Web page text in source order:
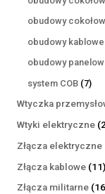
obudowy
obudowy kablowe
obudowy
system COB 77
Wtyczka
Wtyki elektryczne
Złącza elektryczne
Złącza kablowe 11
Złącza militarne 16